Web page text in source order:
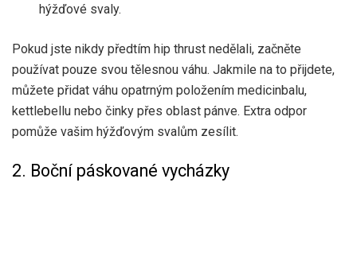
hýžďové svaly.
Pokud jste nikdy předtím hip thrust nedělali, začněte
používat pouze svou tělesnou váhu. Jakmile na to přijdete,
můžete přidat váhu opatrným položením medicinbalu,
kettlebellu nebo činky přes oblast pánve. Extra odpor
pomůže vašim hýžďovým svalům zesílit.
2. Boční páskované vycházky